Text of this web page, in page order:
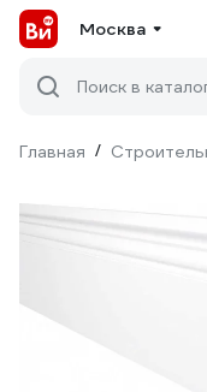
Москва
Поиск в
Главная /